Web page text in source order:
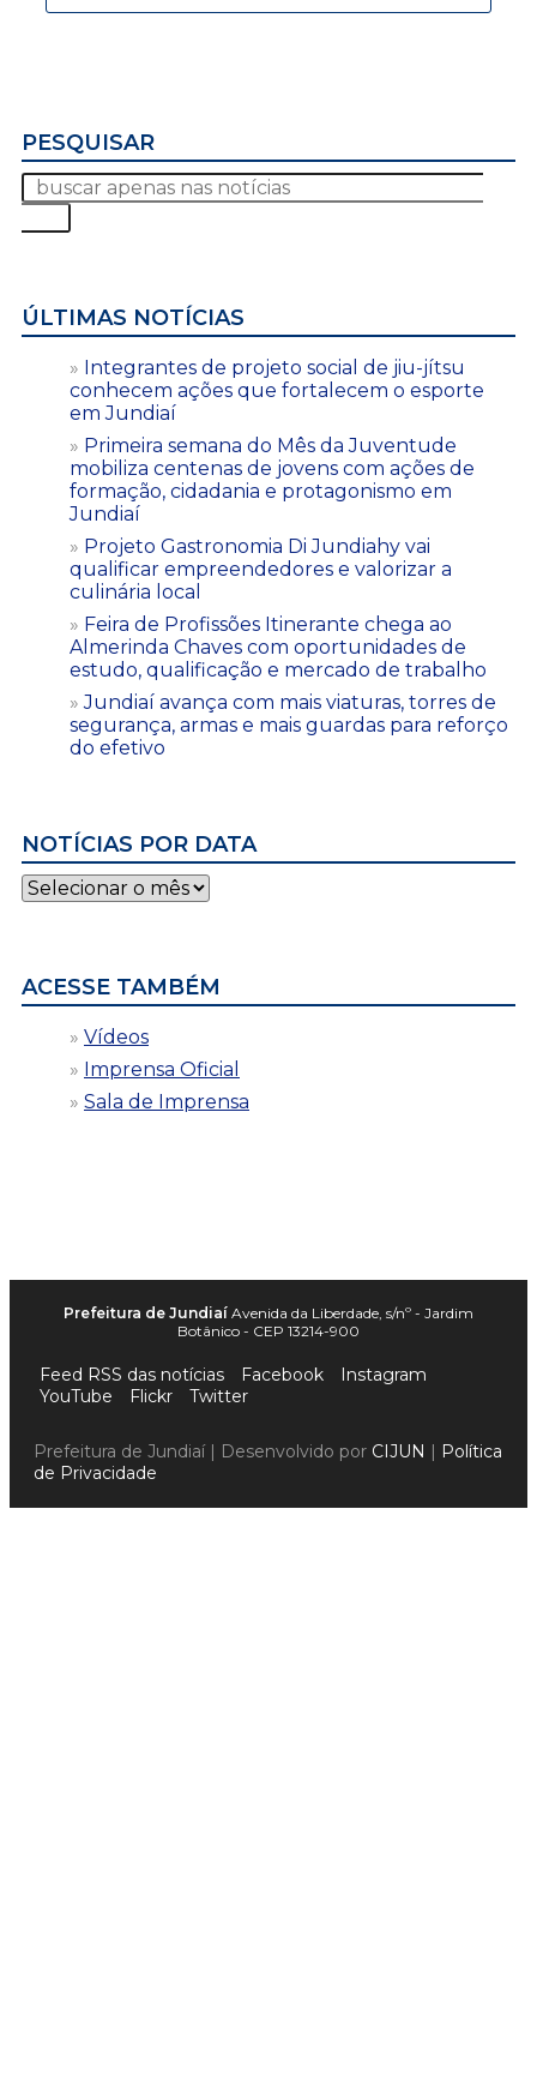
PESQUISAR
ÚLTIMAS NOTÍCIAS
Integrantes de projeto social de jiu-jítsu
conhecem ações que fortalecem o esporte
em Jundiaí
Primeira semana do Mês da Juventude
mobiliza centenas de jovens com ações de
formação, cidadania e protagonismo em
Jundiaí
Projeto Gastronomia Di Jundiahy vai
qualificar empreendedores e valorizar a
culinária local
Feira de Profissões Itinerante chega ao
Almerinda Chaves com oportunidades de
estudo, qualificação e mercado de trabalho
Jundiaí avança com mais viaturas, torres de
segurança, armas e mais guardas para reforço
do efetivo
NOTÍCIAS POR DATA
Notícias
por
ACESSE TAMBÉM
Vídeos
Imprensa Oficial
Sala de Imprensa
Prefeitura de Jundiaí Avenida da Liberdade, s/nº - Jardim
Botânico - CEP 13214-900
Feed RSS das notícias Facebook
Instagram
YouTube
Flickr Twitter
Prefeitura de Jundiaí | Desenvolvido por CIJUN | Política
de Privacidade